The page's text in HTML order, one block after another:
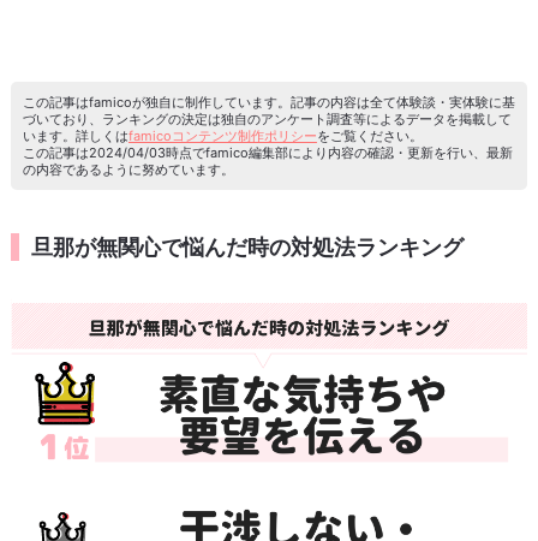
この記事はfamicoが独自に制作しています。記事の内容は全て体験談・実体験に基
づいており、ランキングの決定は独自のアンケート調査等によるデータを掲載して
います。詳しくはfamicoコンテンツ制作ポリシーをご覧ください。
この記事は2024/04/03時点でfamico編集部により内容の確認・更新を行い、最新
の内容であるように努めています。
旦那が無関心で悩んだ時の対処法ランキング